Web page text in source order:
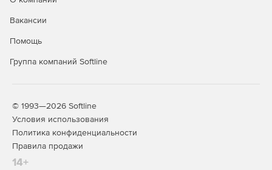
нормативных базах и в локальных сметах,
возможность индексации ресурсов в локальной смете
поддержка вложений, поддержка настроек
безопасности (защита паролем, разрешённые
операции);
Вакансии
Помощь
Группа компаний Softline
© 1993—2026 Softline
Условия использования
Политика конфиденциальности
Правила продажи
14+